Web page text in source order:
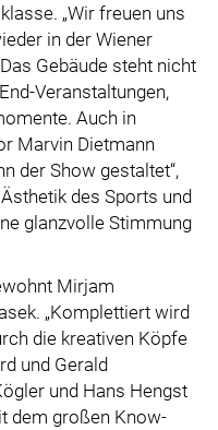
„Wir freuen uns
in der Wiener
Gebäude steht nicht
Veranstaltungen,
Auch in
Marvin Dietmann
der Show gestaltet“,
des Sports und
glanzvolle Stimmung
Mirjam
„Komplettiert wird
die kreativen Köpfe
und Gerald
und Hans Hengst
dem großen Know-